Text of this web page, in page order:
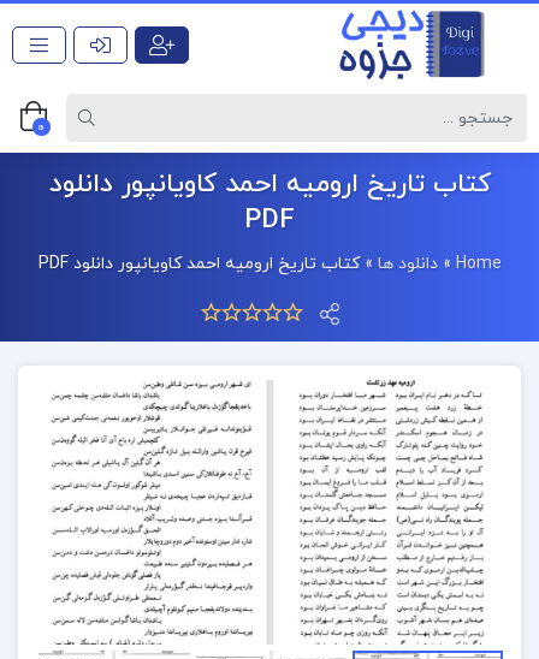
0
کتاب تاریخ ارومیه احمد کاویانپور دانلود
PDF
Home
»دانلود ها »کتاب تاریخ ارومیه احمد کاویانپور دانلود PDF